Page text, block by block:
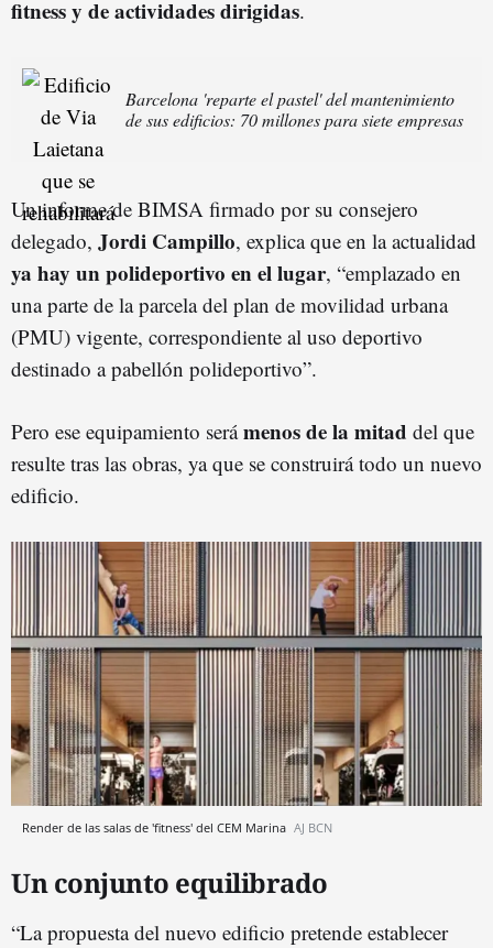
fitness y de actividades dirigidas.
Barcelona 'reparte el pastel' del mantenimiento
de sus edificios: 70 millones para siete empresas
Un informe de BIMSA firmado por su consejero
delegado, Jordi Campillo, explica que en la actualidad
ya hay un polideportivo en el lugar, “emplazado en
una parte de la parcela del plan de movilidad urbana
(PMU) vigente, correspondiente al uso deportivo
destinado a pabellón polideportivo”.
Pero ese equipamiento serámenos de la mitad del que
resulte tras las obras, ya que se construirá todo un nuevo
edificio.
Render de las salas de 'fitness' del CEM Marina AJ BCN
Un conjunto equilibrado
“La propuesta del nuevo edificio pretende establecer